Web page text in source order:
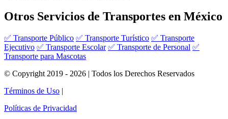
Otros Servicios de Transportes en México
✅ Transporte Público ✅ Transporte Turístico ✅ Transporte
Ejecutivo ✅ Transporte Escolar ✅ Transporte de Personal ✅
Transporte para Mascotas
© Copyright 2019 - 2026 | Todos los Derechos Reservados
Términos de Uso |
Políticas de Privacidad